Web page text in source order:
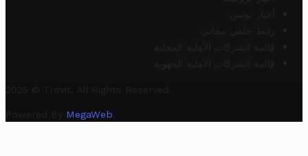
أخبار تونس
رابط خلفي مجاني
قائمة الشركات الأهلية المحلية
قائمة الشركات الأهلية الجهوية
2025 © Trovit. All Rights Reserved.
Powered By MegaWeb